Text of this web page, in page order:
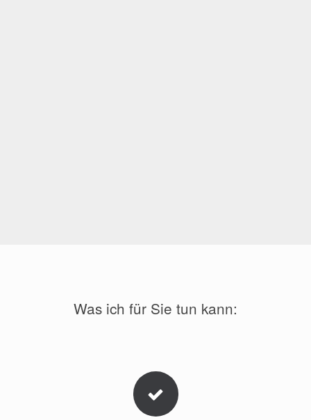
Was ich für Sie tun kann: